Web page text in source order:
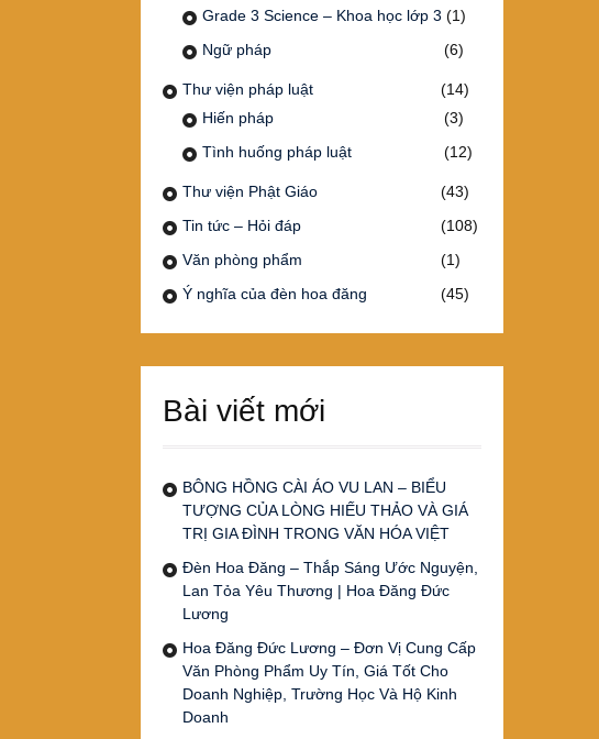
Grade 3 Science – Khoa học lớp 3 (1)
Ngữ pháp
(6)
Thư viện pháp luật
(14)
Hiến pháp
(3)
Tình huống pháp luật
(12)
Thư viện Phật Giáo
(43)
Tin tức – Hỏi đáp
(108)
Văn phòng phẩm
(1)
Ý nghĩa của đèn hoa đăng
(45)
Bài viết mới
BÔNG HỒNG CÀI ÁO VU LAN – BIỂU
TƯỢNG CỦA LÒNG HIẾU THẢO VÀ GIÁ
TRỊ GIA ĐÌNH TRONG VĂN HÓA VIỆT
Đèn Hoa Đăng – Thắp Sáng Ước Nguyện,
Lan Tỏa Yêu Thương | Hoa Đăng Đức
Lương
Hoa Đăng Đức Lương – Đơn Vị Cung Cấp
Văn Phòng Phẩm Uy Tín, Giá Tốt Cho
Doanh Nghiệp, Trường Học Và Hộ Kinh
Doanh